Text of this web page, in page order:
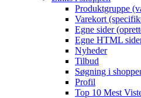
Produktgruppe
Varekort
Egne sider
Egne HTML
Nyheder
Tilbud
Søgning i
Profil
Top 10 Mest